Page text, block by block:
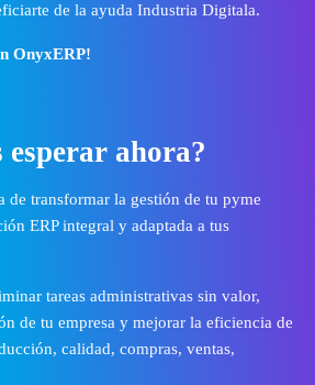
de la ayuda Industria Digitala.
OnyxERP!
esperar ahora?
de transformar la gestión de tu pyme
ERP integral y adaptada a tus
tareas administrativas sin valor,
de tu empresa y mejorar la eficiencia de
calidad, compras, ventas,